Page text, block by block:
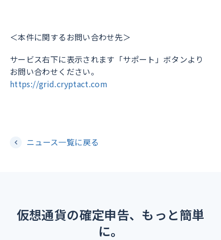
＜本件に関するお問い合わせ先＞​
サービス右下に表示されます「サポート」ボタンより
お問い合わせください。​
https://grid.cryptact.com​
ニュース一覧に戻る
仮想通貨の確定申告、もっと簡単
に。